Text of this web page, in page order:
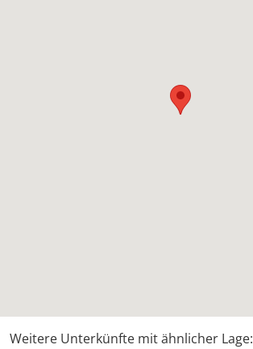
Weitere Unterkünfte mit ähnlicher Lage: